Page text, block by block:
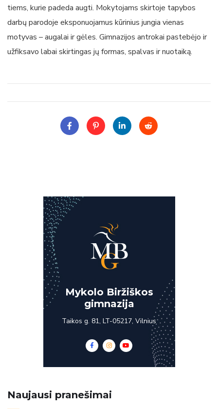
tiems, kurie padeda augti. Mokytojams skirtoje tapybos
darbų parodoje eksponuojamus kūrinius jungia vienas
motyvas – augalai ir gėles. Gimnazijos antrokai pastebėjo ir
užfiksavo labai skirtingas jų formas, spalvas ir nuotaiką.
Mykolo Biržiškos
gimnazija
Taikos g. 81, LT-05217, Vilnius
Naujausi pranešimai